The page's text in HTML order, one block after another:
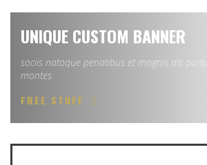
UNIQUE CUSTOM BANNER
sociis natoque penatibus et magnis dis
montes
FREE STUFF